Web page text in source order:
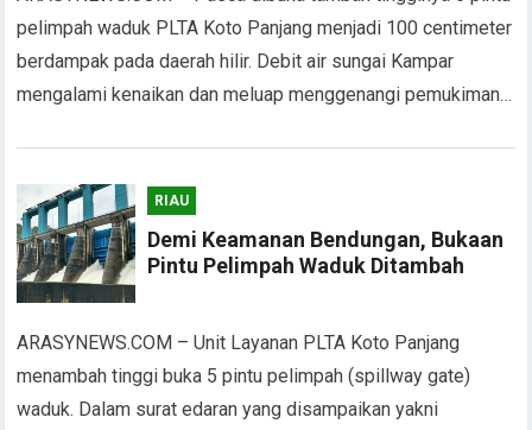
pelimpah waduk PLTA Koto Panjang menjadi 100 centimeter
berdampak pada daerah hilir. Debit air sungai Kampar
mengalami kenaikan dan meluap menggenangi pemukiman…
RIAU
Demi Keamanan Bendungan, Bukaan
Pintu Pelimpah Waduk Ditambah
ARASYNEWS.COM – Unit Layanan PLTA Koto Panjang
menambah tinggi buka 5 pintu pelimpah (spillway gate)
waduk. Dalam surat edaran yang disampaikan yakni